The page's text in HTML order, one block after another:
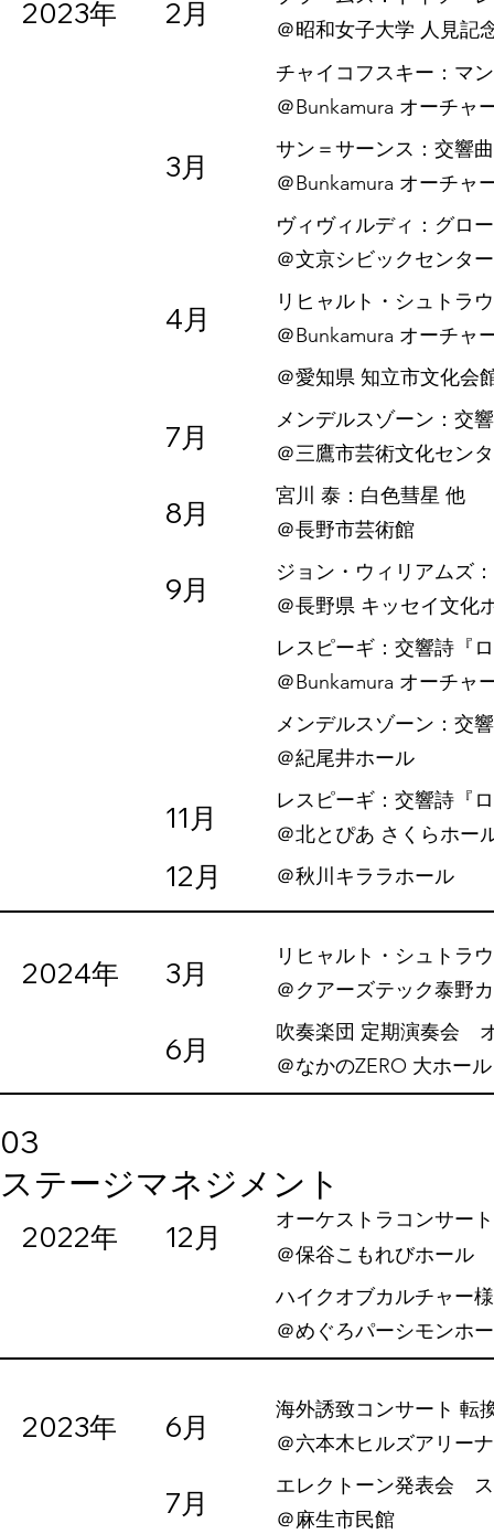
2023年 2月
＠昭和女子大学 人見記
チャイコフスキー：マ
＠Bunkamura オーチャ
3月
サン＝サーンス：交響
＠Bunkamura オーチャ
ヴィヴィルディ：グロ
＠文京シビックセンタ
リヒャルト・シュトラ
＠Bunkamura オーチャ
4月
＠愛知県 知立市文化会
メンデルスゾーン：交
＠三鷹市芸術文化セン
7月
宮川 泰：白色彗星 他
​＠長野市芸術館
8月
ジョン・ウィリアムズ
＠長野県 キッセイ文化
9月
レスピーギ：交響詩『
＠Bunkamura オーチャ
メンデルスゾーン：交
​＠紀尾井ホール
レスピーギ：交響詩『
＠北とぴあ さくらホー
11月
＠秋川キララホール
12月
2024年
リヒャルト・シュトラ
＠クアーズテック泰野
3月
吹奏楽団 定期演奏会
​＠なかのZERO 大ホール
6月
03
ステージマネジメント
オーケストラコンサー
​＠保谷こもれびホール
2022年 12月
ハイクオブカルチャー
＠めぐろパーシモンホ
海外誘致コンサート 転
​＠六本木ヒルズアリーナ
2023年 6月
エレクトーン発表会
​＠麻生市民館
7月